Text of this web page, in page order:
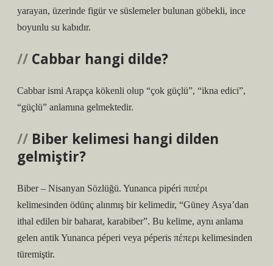
yarayan, üzerinde figür ve süslemeler bulunan göbekli, ince
boyunlu su kabıdır.
Cabbar hangi dilde?
Cabbar ismi Arapça kökenli olup “çok güçlü”, “ikna edici”,
“güçlü” anlamına gelmektedir.
Biber kelimesi hangi dilden
gelmiştir?
Biber – Nisanyan Sözlüğü. Yunanca pipéri πιπέρι
kelimesinden ödünç alınmış bir kelimedir, “Güney Asya’dan
ithal edilen bir baharat, karabiber”. Bu kelime, aynı anlama
gelen antik Yunanca péperi veya péperis πέπερι kelimesinden
türemiştir.